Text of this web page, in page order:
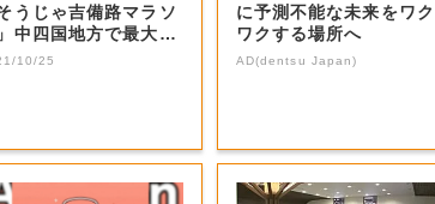
そうじゃ吉備路マラソ
中四国地方で最大規
大会【岡山...
10/25
に予測不能な未来をワク
ワクする場所へ
AD(dentsu Japan)